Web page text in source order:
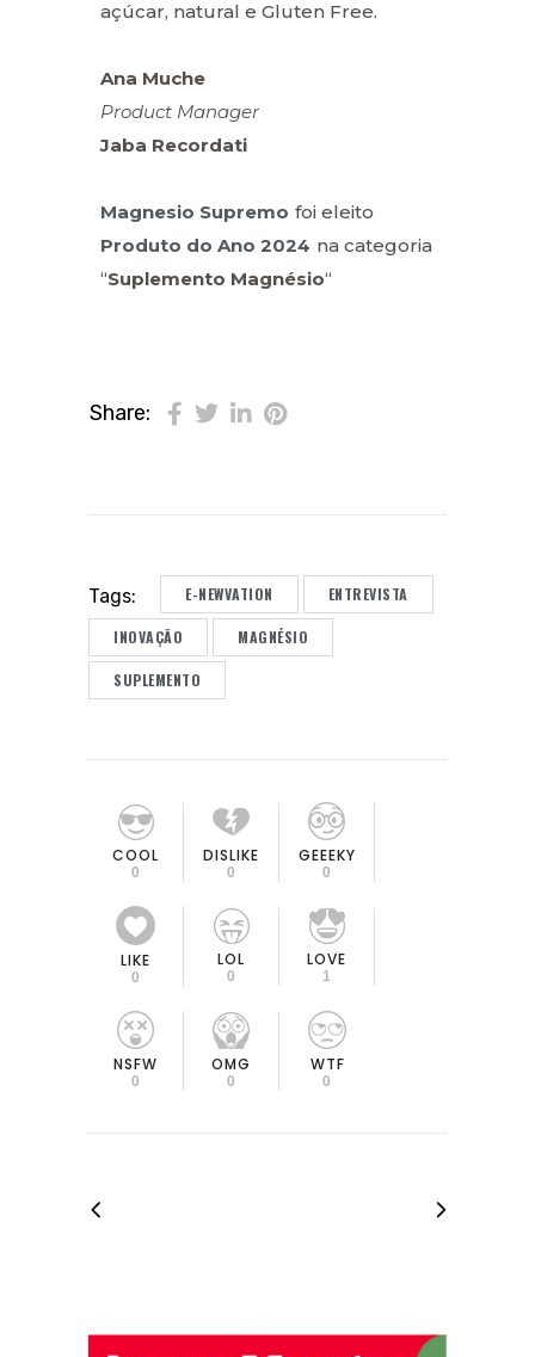
açúcar, natural e Gluten Free.
Ana Muche
Product Manager
Jaba Recordati
Magnesio Supremo foi eleito
Produto do Ano 2024 na categoria
“Suplemento Magnésio“
Share:
Tags: E-NEWVATION ENTREVISTA
INOVAÇÃO MAGNÉSIO
SUPLEMENTO
COOL
0
DISLIKE
0
GEEEKY
0
LIKE
0
LOL
0
LOVE
1
NSFW
0
OMG
0
WTF
0